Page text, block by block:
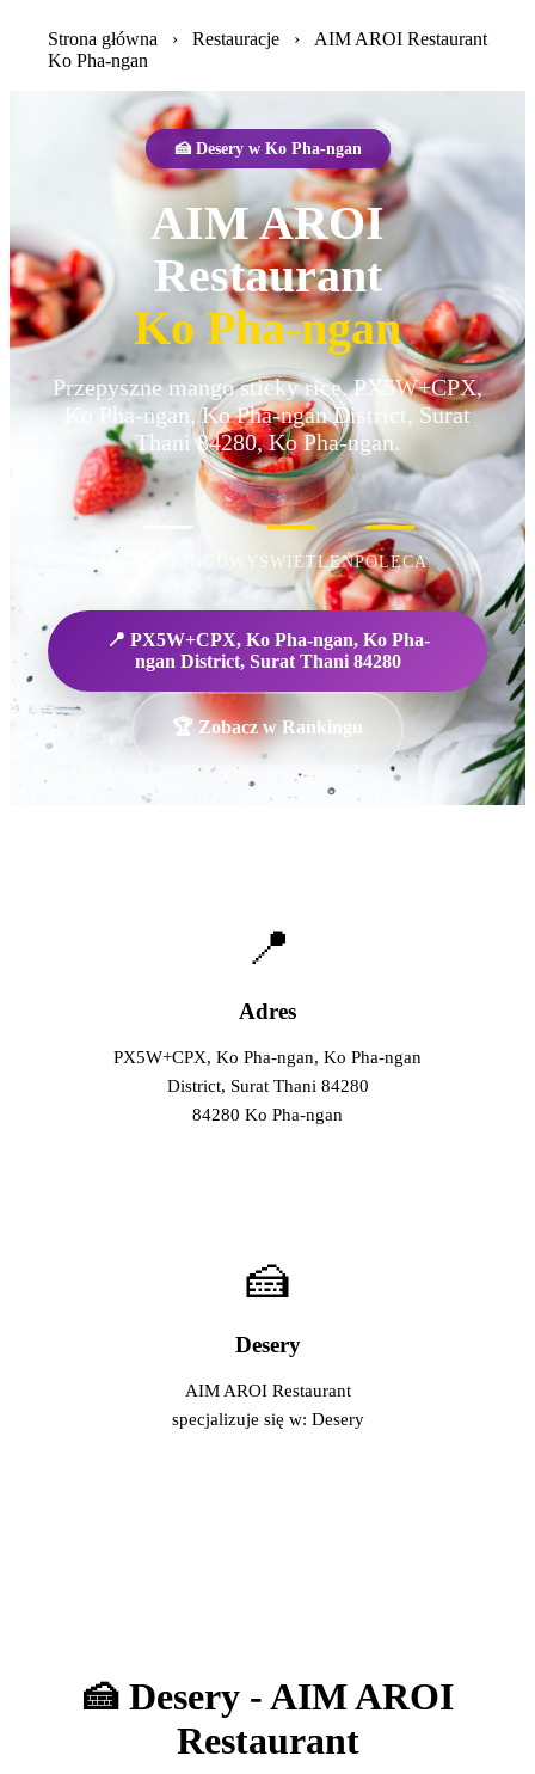
Strona główna › Restauracje ›
AIM AROI Restaurant
Ko Pha-ngan
🍰 Desery w Ko Pha-ngan
AIM AROI
Restaurant
Ko Pha-ngan
Przepyszne mango sticky rice. PX5W+CPX,
Ko Pha-ngan, Ko Pha-ngan District, Surat
Thani 84280, Ko Pha-ngan.
— —
WYŚWIETLEŃ
—
POLECA
📍 PX5W+CPX, Ko Pha-ngan, Ko Pha-
ngan District, Surat Thani 84280
🏆 Zobacz w Rankingu
📍
Adres
PX5W+CPX, Ko Pha-ngan, Ko Pha-ngan
District, Surat Thani 84280
84280 Ko Pha-ngan
🍰
Desery
AIM AROI Restaurant
specjalizuje się w: Desery
🍰 Desery - AIM AROI
Restaurant